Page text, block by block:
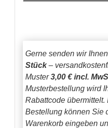
Gerne senden wir Ihnen
Stück–
Muster3,00 € incl.
Musterbestellung wird
Rabattcode übermittelt.
Bestellung können Sie
Warenkorb eingeben